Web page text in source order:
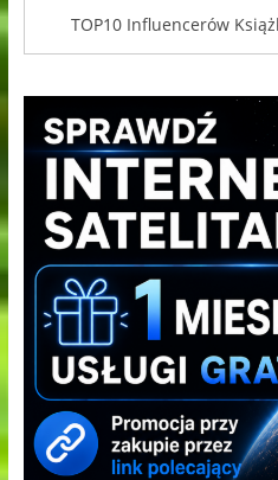
TOP10 Influencerów